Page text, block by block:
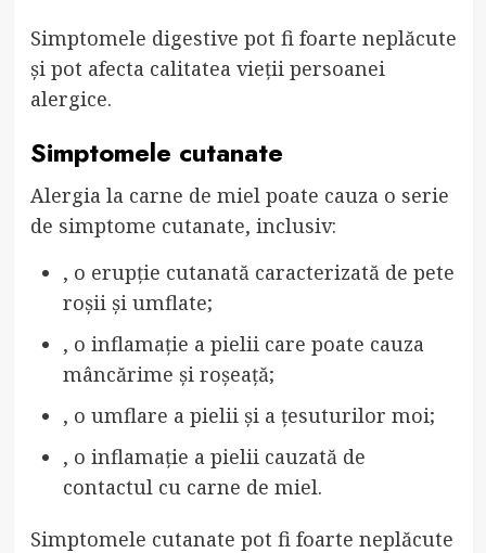
Simptomele digestive pot fi foarte neplăcute
și pot afecta calitatea vieții persoanei
alergice.
Simptomele cutanate
Alergia la carne de miel poate cauza o serie
de simptome cutanate, inclusiv:
, o erupție cutanată caracterizată de pete
roșii și umflate;
, o inflamație a pielii care poate cauza
mâncărime și roșeață;
, o umflare a pielii și a țesuturilor moi;
, o inflamație a pielii cauzată de
contactul cu carne de miel.
Simptomele cutanate pot fi foarte neplăcute